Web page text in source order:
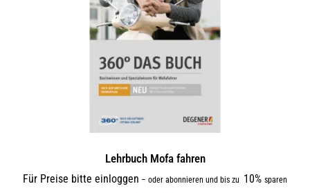
Lehrbuch Mofa fahren
Für Preise bitte einloggen – oder abonnieren und bis zu 10% sparen